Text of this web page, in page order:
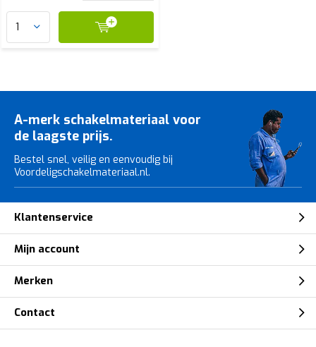
A-merk schakelmateriaal voor
de laagste prijs.
Bestel snel, veilig en eenvoudig bij
Voordeligschakelmateriaal.nl.
Klantenservice
Mijn account
Merken
Contact